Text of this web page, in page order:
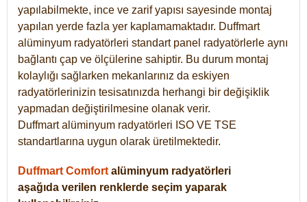
yapılabilmekte, ince ve zarif yapısı sayesinde montaj
yapılan yerde fazla yer kaplamamaktadır. Duffmart
alüminyum radyatörleri standart panel radyatörlerle aynı
bağlantı çap ve ölçülerine sahiptir. Bu durum montaj
kolaylığı sağlarken mekanlarınız da eskiyen
radyatörlerinizin tesisatınızda herhangi bir değişiklik
yapmadan değiştirilmesine olanak verir.
Duffmart alüminyum radyatörleri ISO VE TSE
standartlarına uygun olarak üretilmektedir.
Duffmart Comfort alüminyum radyatörleri
aşağıda verilen renklerde seçim yaparak